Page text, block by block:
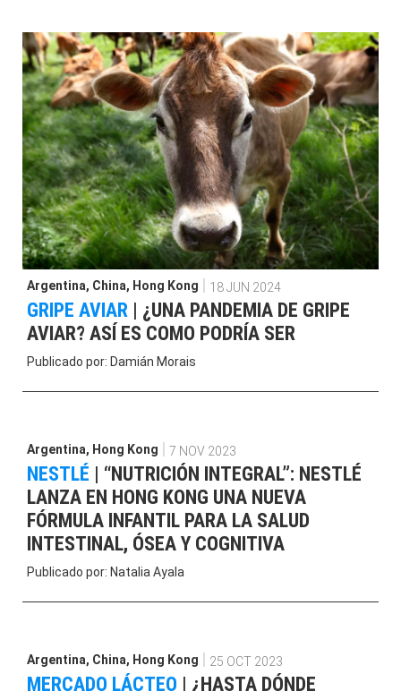
Argentina, China, Hong Kong 18 JUN 2024
GRIPE AVIAR | ¿UNA PANDEMIA DE GRIPE
AVIAR? ASÍ ES COMO PODRÍA SER
Publicado por: Damián Morais
Argentina, Hong Kong 7 NOV 2023
NESTLÉ | “NUTRICIÓN INTEGRAL”: NESTLÉ
LANZA EN HONG KONG UNA NUEVA
FÓRMULA INFANTIL PARA LA SALUD
INTESTINAL, ÓSEA Y COGNITIVA
Publicado por: Natalia Ayala
Argentina, China, Hong Kong 25 OCT 2023
MERCADO LÁCTEO | ¿HASTA DÓNDE